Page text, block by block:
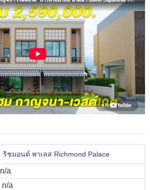
ริชมอนด์ พาเลส Richmond Palace
n/a
n/a